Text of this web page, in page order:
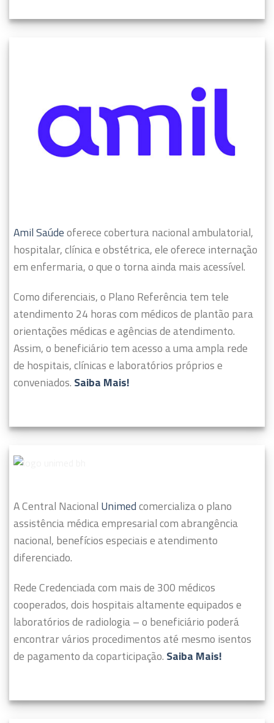
Amil Saúdeoferece cobertura nacional ambulatorial,
hospitalar, clínica e obstétrica, ele oferece internação
em enfermaria, o que o torna ainda mais acessível.
Como diferenciais, o Plano Referência tem tele
atendimento 24 horas com médicos de plantão para
orientações médicas e agências de atendimento.
Assim, o beneficiário tem acesso a uma ampla rede
de hospitais, clínicas e laboratórios próprios e
conveniados. Saiba Mais!
A Central Nacional Unimedcomercializa o plano
assistência médica empresarial com abrangência
nacional, benefícios especiais e atendimento
diferenciado.
Rede Credenciada com mais de 300 médicos
cooperados, dois hospitais altamente equipados e
laboratórios de radiologia – o beneficiário poderá
encontrar vários procedimentos até mesmo isentos
de pagamento da coparticipação. Saiba Mais!